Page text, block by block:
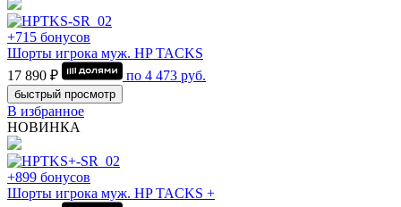
+715 бонусов
Шорты игрока муж. HP TACKS
17 890 ₽
по 4 473 руб.
быстрый просмотр
В избранное
НОВИНКА
+899 бонусов
Шорты игрока муж. HP TACKS +